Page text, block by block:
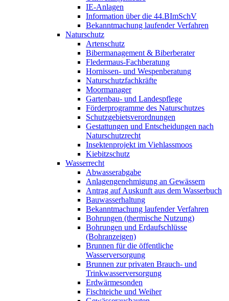
IE-Anlagen
Information über die 44.BImSchV
Bekanntmachung laufender Verfahren
Naturschutz
Artenschutz
Bibermanagement & Biberberater
Fledermaus-Fachberatung
Hornissen- und Wespenberatung
Naturschutzfachkräfte
Moormanager
Gartenbau- und Landespflege
Förderprogramme des Naturschutzes
Schutzgebietsverordnungen
Gestattungen und Entscheidungen nach
Naturschutzrecht
Insektenprojekt im Viehlassmoos
Kiebitzschutz
Wasserrecht
Abwasserabgabe
Anlagengenehmigung an Gewässern
Antrag auf Auskunft aus dem Wasserbuch
Bauwasserhaltung
Bekanntmachung laufender Verfahren
Bohrungen (thermische Nutzung)
Bohrungen und Erdaufschlüsse
(Bohranzeigen)
Brunnen für die öffentliche
Wasserversorgung
Brunnen zur privaten Brauch- und
Trinkwasserversorgung
Erdwärmesonden
Fischteiche und Weiher